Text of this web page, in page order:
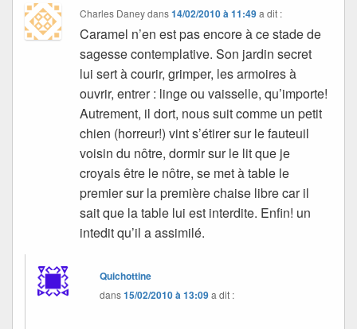
Charles Daneydans14/02/2010 à 11:49 a dit :
Caramel n’en est pas encore à ce stade de
sagesse contemplative. Son jardin secret
lui sert à courir, grimper, les armoires à
ouvrir, entrer : linge ou vaisselle, qu’importe!
Autrement, il dort, nous suit comme un petit
chien (horreur!) vint s’étirer sur le fauteuil
voisin du nôtre, dormir sur le lit que je
croyais être le nôtre, se met à table le
premier sur la première chaise libre car il
sait que la table lui est interdite. Enfin! un
intedit qu’il a assimilé.
Quichottine
dans15/02/2010 à 13:09a dit :